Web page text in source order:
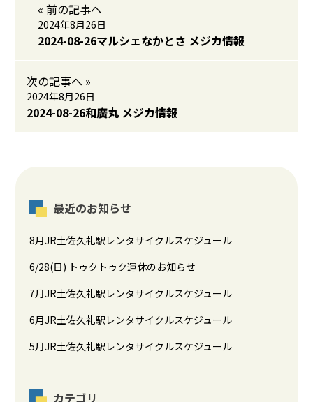
« 前の記事へ
2024年8月26日
2024-08-26マルシェなかとさ メジカ情報
次の記事へ »
2024年8月26日
2024-08-26和廣丸 メジカ情報
最近のお知らせ
8月JR土佐久礼駅レンタサイクルスケジュール
6/28(日) トゥクトゥク運休のお知らせ
7月JR土佐久礼駅レンタサイクルスケジュール
6月JR土佐久礼駅レンタサイクルスケジュール
5月JR土佐久礼駅レンタサイクルスケジュール
カテゴリ